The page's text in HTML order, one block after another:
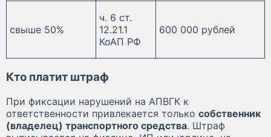
свыше 50%
ч. 6 ст.
12.21.1
КоАП РФ
600 000 рублей
Кто платит штраф
При фиксации нарушений на АПВГК к
ответственности привлекается только собственник
(владелец) транспортного средства. Штраф